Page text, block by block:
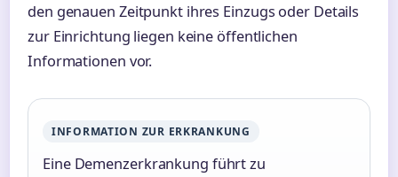
den genauen Zeitpunkt ihres Einzugs oder Details
zur Einrichtung liegen keine öffentlichen
Informationen vor.
INFORMATION ZUR ERKRANKUNG
Eine Demenzerkrankung führt zu